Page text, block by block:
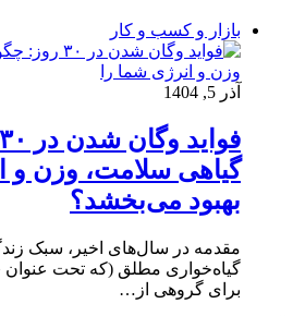
بازار و کسب و کار
آذر 5, 1404
گیاهی سلامت، وزن و
بهبود می‌بخشد؟
مقدمه در سال‌های اخیر، سبک
گیاه‌خواری مطلق (که تحت
برای گروهی از…